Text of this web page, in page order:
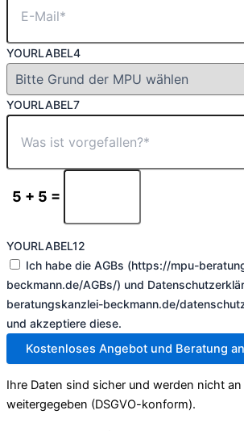
YOURLABEL4
YOURLABEL7
5 + 5 =
YOURLABEL12
Ich habe die AGBs (https://mpu-
beckmann.de/AGBs/) und
beratungskanzlei-beckmann.de/
und akzeptiere diese.
Kostenloses Angebot und Beratung
Ihre Daten sind sicher und werden nicht an
weitergegeben (DSGVO-konform).